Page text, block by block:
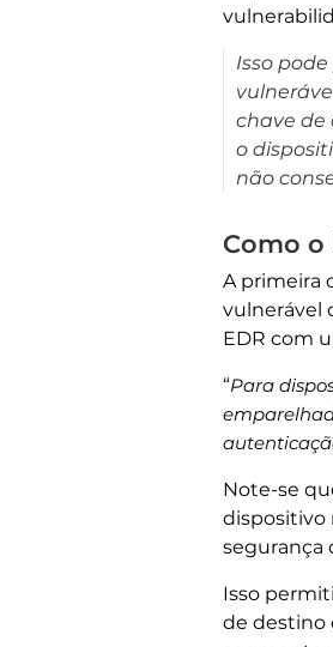
Isso
chave de
o
não
Como o
A primeira
vulnerável
EDR com
“Para
Note-se
dispositivo
segurança
Isso
de destino